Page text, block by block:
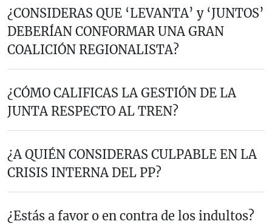
¿CONSIDERAS QUE ‘LEVANTA’ y ‘JUNTOS’
DEBERÍAN CONFORMAR UNA GRAN
COALICIÓN REGIONALISTA?
¿CÓMO CALIFICAS LA GESTIÓN DE LA
JUNTA RESPECTO AL TREN?
¿A QUIÉN CONSIDERAS CULPABLE EN LA
CRISIS INTERNA DEL PP?
¿Estás a favor o en contra de los indultos?